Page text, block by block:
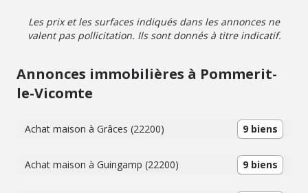
Les prix et les surfaces indiqués dans les annonces ne
valent pas pollicitation. Ils sont donnés à titre indicatif.
Annonces immobilières à Pommerit-
le-Vicomte
Achat maison à Grâces (22200) 9 biens
Achat maison à Guingamp (22200) 9 biens